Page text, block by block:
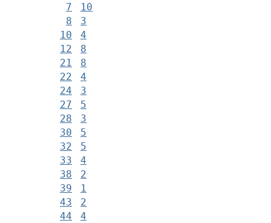
7
10
8
3
10
4
12
8
21
8
22
4
24
3
27
5
28
3
30
5
32
5
33
4
38
2
39
1
43
2
44
4